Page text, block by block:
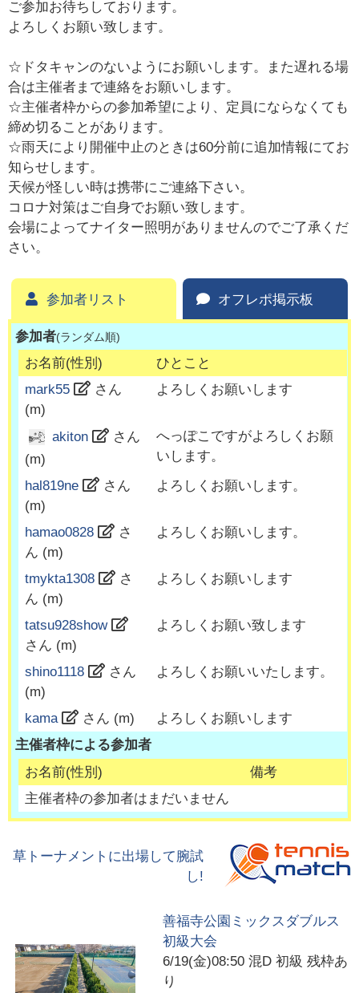
ご参加お待ちしております。
よろしくお願い致します。
☆ドタキャンのないようにお願いします。また遅れる場
合は主催者まで連絡をお願いします。
☆主催者枠からの参加希望により、定員にならなくても
締め切ることがあります。
☆雨天により開催中止のときは60分前に追加情報にてお
知らせします。
天候が怪しい時は携帯にご連絡下さい。
コロナ対策はご自身でお願い致します。
会場によってナイター照明がありませんのでご了承くだ
さい。
参加者リスト オフレポ掲示板
参加者(ランダム順)
お名前(性別)
ひとこと
mark55
さん
(m)
よろしくお願いします
akiton
さん
(m)
へっぽこですがよろしくお願
いします。
hal819ne
さん
(m)
よろしくお願いします。
hamao0828
さ
ん (m)
よろしくお願いします。
tmykta1308
さ
ん (m)
よろしくお願いします
tatsu928show
さん (m)
よろしくお願い致します
shino1118
さん
(m)
よろしくお願いいたします。
kama さん (m)
よろしくお願いします
主催者枠による参加者
お名前(性別)
備考
主催者枠の参加者はまだいません
草トーナメントに出場して腕試
し!
善福寺公園ミックスダブルス
初級大会
6/19(金)08:50 混D 初級 残枠あ
り